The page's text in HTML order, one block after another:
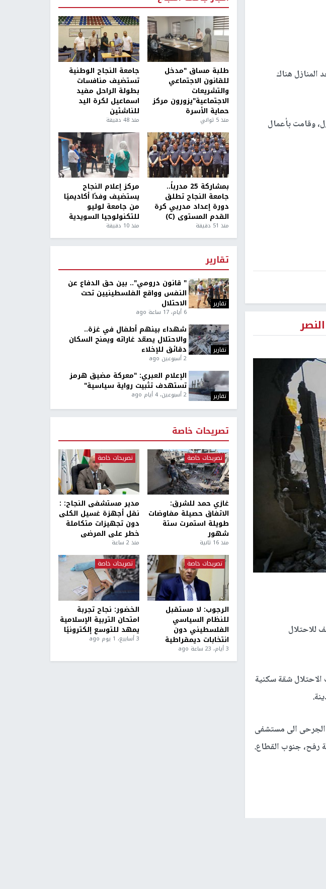
المنازل هناك
وقامت بأعمال
للاحتلال
شقة سكنية
الجرحى الى مستشفى
رفح، جنوب القطاع.
طلبة مساق "مدخل
للقانون الاجتماعي
والتشريعات
الاجتماعية"يزورون مركز
حماية الأسرة
منذ 5 ثواني
جامعة النجاح الوطنية
تستضيف منافسات
بطولة الراحل مفيد
اسماعيل لكرة اليد
للناشئين
منذ 48 دقيقة
بمشاركة 25 مدرباً..
جامعة النجاح تطلق
دورة إعداد مدربي كرة
القدم المستوى (C)
منذ 51 دقيقة
مركز إعلام النجاح
يستضيف وفدًا أكاديميًا
من جامعة لوليو
للتكنولوجيا السويدية
منذ 10 دقيقة
تقارير
تقارير
" قانون درومي".. بين حق الدفاع عن
النفس وواقع الفلسطينيين تحت
الاحتلال
6 أيام، 17 ساعة ago
تقارير
شهداء بينهم أطفال في غزة..
والاحتلال يصعّد غاراته ويمنح السكان
دقائق للإخلاء
2 أسبوعين ago
تقارير
الإعلام العبري: "معركة مضيق هرمز
تستهدف تثبيت رواية سياسية"
2 أسبوعين، 4 أيام ago
تصريحات خاصة
تصريحات خاصة
غازي حمد للشرق:
الاتفاق حصيلة مفاوضات
طويلة استمرت ستة
شهور
منذ 16 ثانية
تصريحات خاصة
مدير مستشفى النجاح: :
نقل أجهزة غسيل الكلى
دون تجهيزات متكاملة
خطر على المرضى
منذ 2 ساعة
تصريحات خاصة
الرجوب: لا مستقبل
للنظام السياسي
الفلسطيني دون
انتخابات ديمقراطية
3 أيام، 23 ساعة ago
تصريحات خاصة
الخضور: نجاح تجربة
امتحان التربية الإسلامية
يمهد للتوسع إلكترونيًا
3 أسابيع، 1 يوم ago